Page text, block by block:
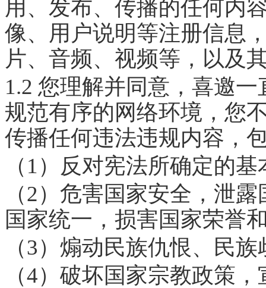
用、发布、传播的任何内
像、用户说明等注册信息
片、音频、视频等，以及
1.2 您理解并同意，喜邀
规范有序的网络环境，您
传播任何违法违规内容，
（1）反对宪法所确定的
（2）危害国家安全，泄
国家统一，损害国家荣誉
（3）煽动民族仇恨、民
（4）破坏国家宗教政策